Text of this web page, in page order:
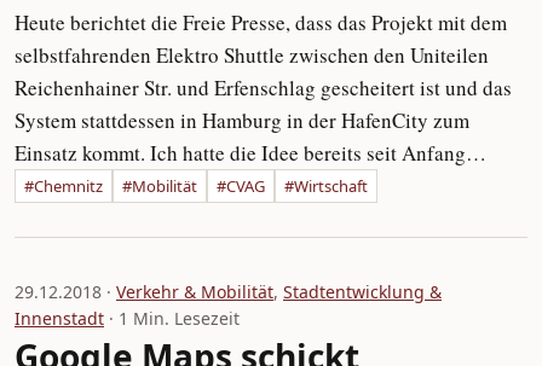
Heute berichtet die Freie Presse, dass das Projekt mit dem
selbstfahrenden Elektro Shuttle zwischen den Uniteilen
Reichenhainer Str. und Erfenschlag gescheitert ist und das
System stattdessen in Hamburg in der HafenCity zum
Einsatz kommt. Ich hatte die Idee bereits seit Anfang…
#Chemnitz #Mobilität #CVAG #Wirtschaft
29.12.2018 · Verkehr & Mobilität, Stadtentwicklung &
Innenstadt · 1 Min. Lesezeit
Google Maps schickt